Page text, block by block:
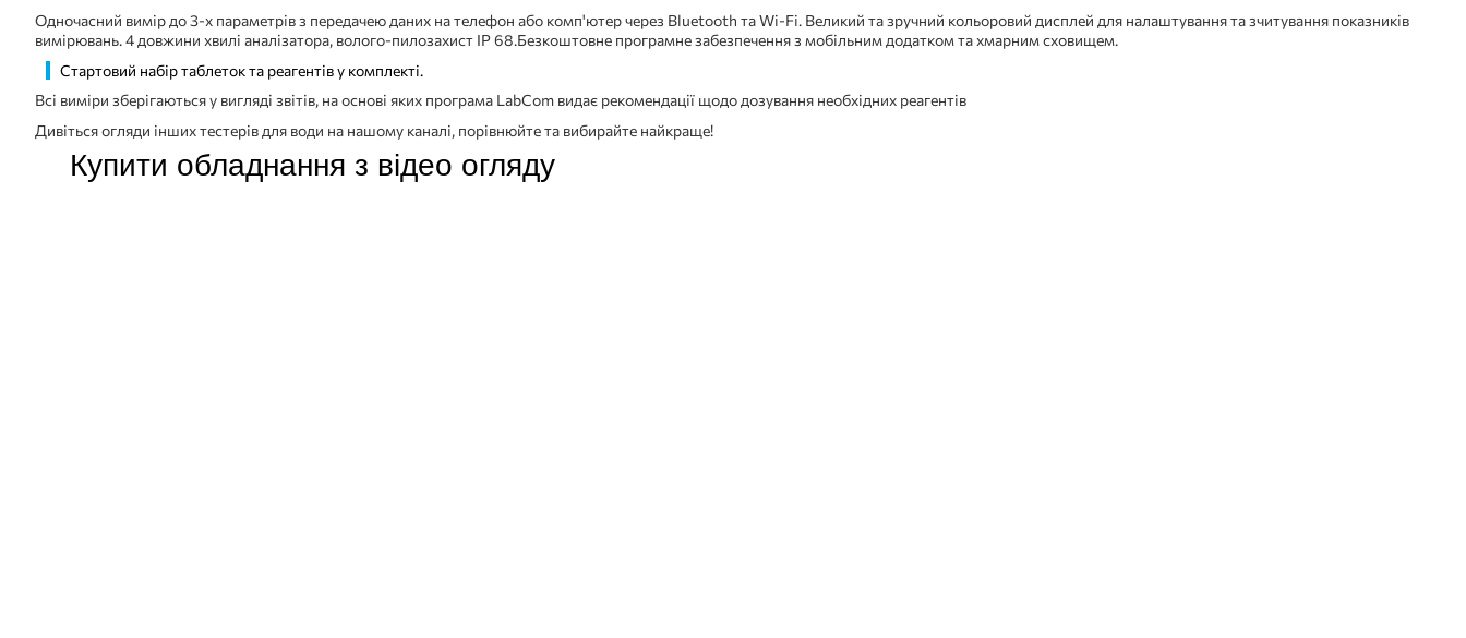
Одночасний вимір до 3-х параметрів з передачею даних на телефон або комп'ютер через Bluetooth та Wi-Fi. Великий та зручний кольоровий дисплей для налаштування та зчитування показників
вимірювань. 4 довжини хвилі аналізатора, волого-пилозахист IP 68.Безкоштовне програмне забезпечення з мобільним додатком та хмарним сховищем.
Стартовий набір таблеток та реагентів у комплекті.
Всі виміри зберігаються у вигляді звітів, на основі яких програма LabCom видає рекомендації щодо дозування необхідних реагентів
Дивіться огляди інших тестерів для води на нашому каналі, порівнюйте та вибирайте найкраще!
Купити обладнання з відео огляду